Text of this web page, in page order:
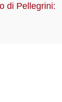
di Pellegrini: